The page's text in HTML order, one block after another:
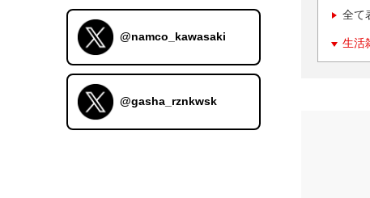
全て
生活
@namco_kawasaki
@gasha_rznkwsk